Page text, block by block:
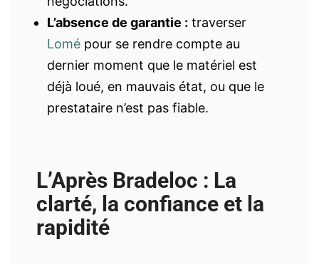
L’absence de garantie : traverser
Lomé pour se rendre compte au
dernier moment que le matériel est
déjà loué, en mauvais état, ou que le
prestataire n’est pas fiable.
L’Après Bradeloc : La
clarté, la confiance et la
rapidité